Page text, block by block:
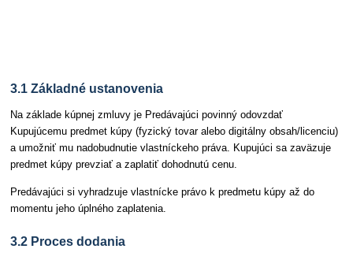
3.1 Základné ustanovenia
Na základe kúpnej zmluvy je Predávajúci povinný odovzdať
Kupujúcemu predmet kúpy (fyzický tovar alebo digitálny obsah/licenciu)
a umožniť mu nadobudnutie vlastníckeho práva. Kupujúci sa zaväzuje
predmet kúpy prevziať a zaplatiť dohodnutú cenu.
Predávajúci si vyhradzuje vlastnícke právo k predmetu kúpy až do
momentu jeho úplného zaplatenia.
3.2 Proces dodania